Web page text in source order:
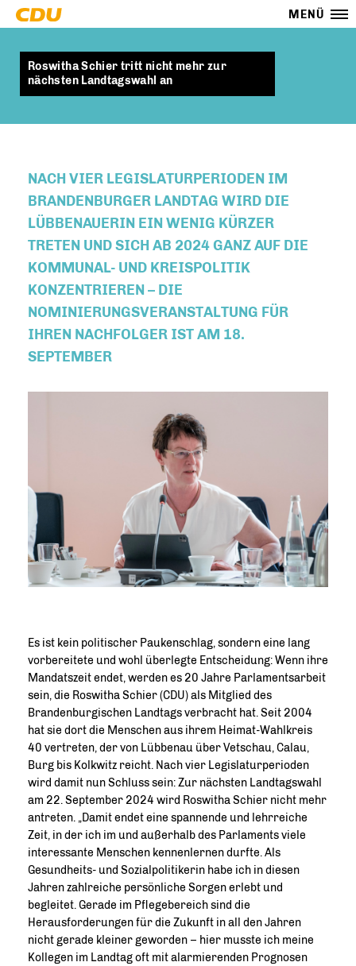
MENÜ
Roswitha Schier tritt nicht mehr zur
nächsten Landtagswahl an
NACH VIER LEGISLATURPERIODEN IM
BRANDENBURGER LANDTAG WIRD DIE
LÜBBENAUERIN EIN WENIG KÜRZER
TRETEN UND SICH AB 2024 GANZ AUF DIE
KOMMUNAL- UND KREISPOLITIK
KONZENTRIEREN – DIE
NOMINIERUNGSVERANSTALTUNG FÜR
IHREN NACHFOLGER IST AM 18.
SEPTEMBER
Es ist kein politischer Paukenschlag, sondern eine lang
vorbereitete und wohl überlegte Entscheidung: Wenn ihre
Mandatszeit endet, werden es 20 Jahre Parlamentsarbeit
sein, die Roswitha Schier (CDU) als Mitglied des
Brandenburgischen Landtags verbracht hat. Seit 2004
hat sie dort die Menschen aus ihrem Heimat-Wahlkreis
40 vertreten, der von Lübbenau über Vetschau, Calau,
Burg bis Kolkwitz reicht. Nach vier Legislaturperioden
wird damit nun Schluss sein: Zur nächsten Landtagswahl
am 22. September 2024 wird Roswitha Schier nicht mehr
antreten. „Damit endet eine spannende und lehrreiche
Zeit, in der ich im und außerhalb des Parlaments viele
interessante Menschen kennenlernen durfte. Als
Gesundheits- und Sozialpolitikerin habe ich in diesen
Jahren zahlreiche persönliche Sorgen erlebt und
begleitet. Gerade im Pflegebereich sind die
Herausforderungen für die Zukunft in all den Jahren
nicht gerade kleiner geworden – hier musste ich meine
Kollegen im Landtag oft mit alarmierenden Prognosen